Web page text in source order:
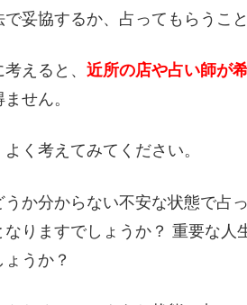
妥協するか、占ってもらうこ
えると、 近所の店や占い師が
せん。
よく考えてみてください。
うか分からない不安な状態で占
なりますでしょうか？ 重要な
うか？